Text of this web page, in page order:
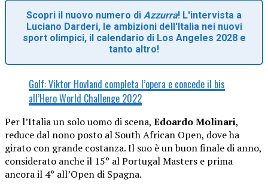
Scopri il nuovo numero di Azzurra! L'intervista a
Luciano Darderi, le ambizioni dell'Italia nei nuovi
sport olimpici, il calendario di Los Angeles 2028 e
tanto altro!
Golf: Viktor Hovland completa l’opera e concede il bis
all’Hero World Challenge 2022
Per l’Italia un solo uomo di scena, Edoardo Molinari,
reduce dal nono posto al South African Open, dove ha
girato con grande costanza. Il suo è un buon finale di anno,
considerato anche il 15° al Portugal Masters e prima
ancora il 4° all’Open di Spagna.